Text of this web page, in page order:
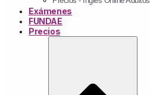
Exámenes
FUNDAE
Precios